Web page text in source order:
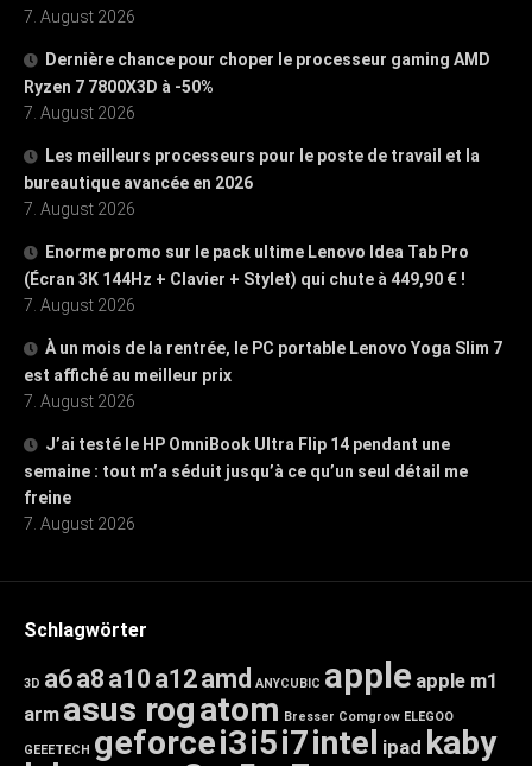
7. August 2026
Dernière chance pour choper le processeur gaming AMD
Ryzen 7 7800X3D à -50%
7. August 2026
Les meilleurs processeurs pour le poste de travail et la
bureautique avancée en 2026
7. August 2026
Enorme promo sur le pack ultime Lenovo Idea Tab Pro
(Écran 3K 144Hz + Clavier + Stylet) qui chute à 449,90 € !
7. August 2026
À un mois de la rentrée, le PC portable Lenovo Yoga Slim 7
est affiché au meilleur prix
7. August 2026
J’ai testé le HP OmniBook Ultra Flip 14 pendant une
semaine : tout m’a séduit jusqu’à ce qu’un seul détail me
freine
7. August 2026
Schlagwörter
3D a6a8 a10 a12amd ANYCUBIC apple apple m1
arm asus rogatom Bresser Comgrow ELEGOO
GEEETECH geforcei3i5i7intel ipad kaby